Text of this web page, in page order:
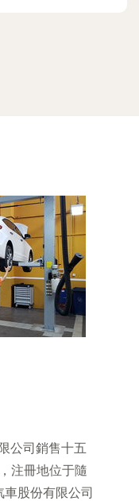
公司銷售十五
注冊地位于隨
股份有限公司